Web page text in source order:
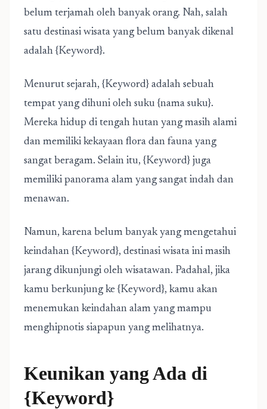
belum terjamah oleh banyak orang. Nah, salah
satu destinasi wisata yang belum banyak dikenal
adalah {Keyword}.
Menurut sejarah, {Keyword} adalah sebuah
tempat yang dihuni oleh suku {nama suku}.
Mereka hidup di tengah hutan yang masih alami
dan memiliki kekayaan flora dan fauna yang
sangat beragam. Selain itu, {Keyword} juga
memiliki panorama alam yang sangat indah dan
menawan.
Namun, karena belum banyak yang mengetahui
keindahan {Keyword}, destinasi wisata ini masih
jarang dikunjungi oleh wisatawan. Padahal, jika
kamu berkunjung ke {Keyword}, kamu akan
menemukan keindahan alam yang mampu
menghipnotis siapapun yang melihatnya.
Keunikan yang Ada di
{Keyword}